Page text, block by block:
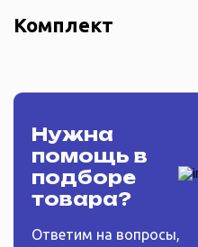
Комплект
Нужна
помощь в
подборе
товара?
Ответим на вопросы,